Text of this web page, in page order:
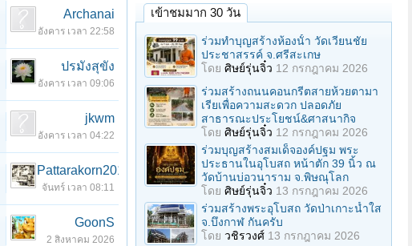
Archanai
อังคาร เวลา 22:58
ปรมังสุขัง
อังคาร เวลา 09:06
jkwm
อังคาร เวลา 04:22
Pattarakorn2010
จันทร์ เวลา 08:11
GoonS
2 สิงหาคม 2026
เข้าชมมาก 30 วัน
ร่วมทําบุญสร้างห้องนั้า วัดเวียนชัย
ประชาสรรค์ จ.ศรีสะเกษ
โดย ศิษย์รุ่นจิ๋ว 12 กรกฎาคม 2026
ร่วมสร้างถนนคอนกรีตสายห้วยตามา
เรียเพื่อความสะดวก ปลอดภัย
สาธารณะประโยชน์&ศาสนากิจ
โดย ศิษย์รุ่นจิ๋ว 12 กรกฎาคม 2026
ร่วมบุญสร้างสมเด็จองค์ปฐม พระ
ประธานในอุโบสถ หน้าตัก 39 นิ้ว ณ
วัดบ้านบ่อวนาราม จ.พิษณุโลก
โดย ศิษย์รุ่นจิ๋ว 13 กรกฎาคม 2026
ร่วมสร้างพระอุโบสถ วัดป่าเกาะน้ำใส
จ.บึงกาฬ กันครับ
โดย วชิรวงศ์ 13 กรกฎาคม 2026